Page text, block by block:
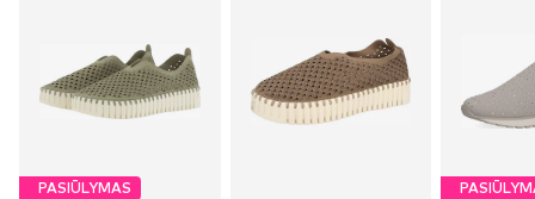
PASIŪLYMAS